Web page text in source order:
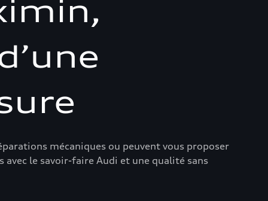
mécaniques ou peuvent vous proposer
le savoir-faire Audi et une qualité sans